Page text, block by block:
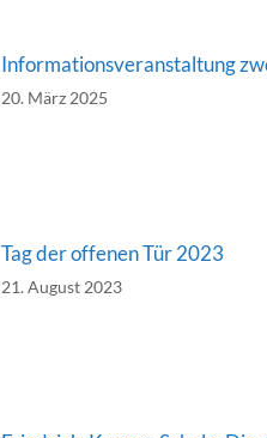
Informationsveranstaltung
20. März 2025
Tag der offenen Tür 2023
21. August 2023